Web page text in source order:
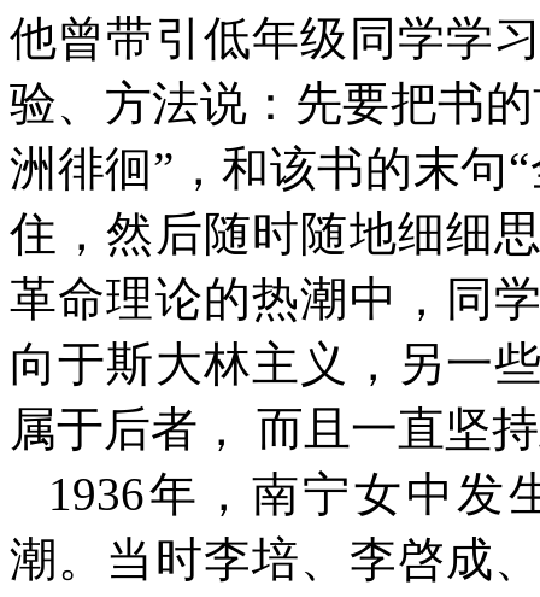
他曾带引低年级同学学
验、方法说：先要把书
洲徘徊”，和该书的末句
住，然后随时随地细细
革命理论的热潮中，同
向于斯大林主义，另一
属于后者，
而且一直坚
1936年，南宁女中发
潮。当时李培、李啓成